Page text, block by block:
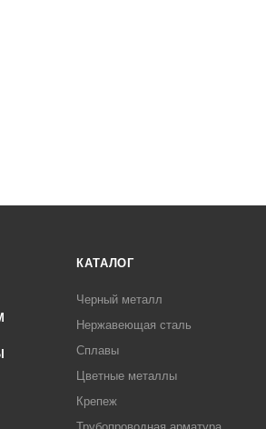
КАТАЛОГ
Черный металл
Нержавеющая сталь
Сплавы
Цветные металлы
Крепеж